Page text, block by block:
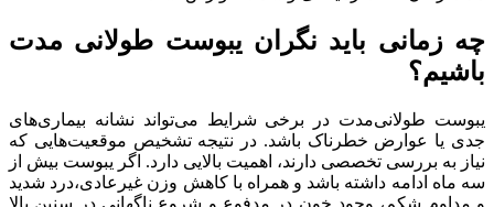
چه زمانی باید نگران یبوست طولانی مدت
باشیم؟
یبوست طولانی‌مدت در برخی شرایط می‌تواند نشانه بیماری‌های
جدی یا عوارض خطرناک باشد. در نتیجه تشخیص موقعیت‌هایی که
نیاز به بررسی تخصصی دارند، اهمیت بالایی دارد. اگر یبوست بیش از
سه ماه ادامه داشته باشد و همراه با کاهش وزن غیرعادی،درد شدید
و مداوم شکم، وجود خون در مدفوع و شروع ناگهانی در سنین بالا